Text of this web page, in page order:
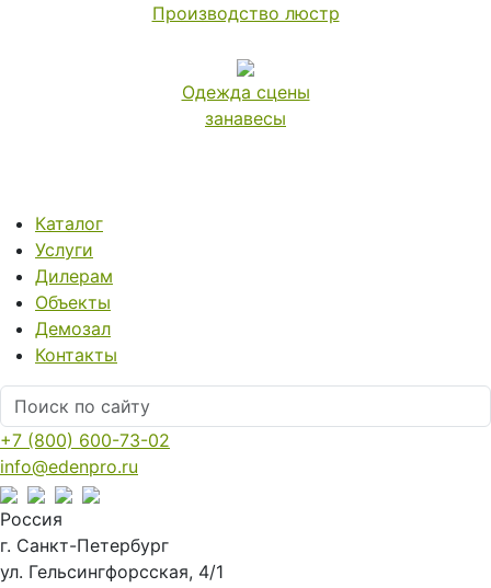
Производство люстр
Одежда сцены
занавесы
Каталог
Услуги
Дилерам
Объекты
Демозал
Контакты
+7 (800) 600-73-02
info@edenpro.ru
Россия
г. Санкт-Петербург
ул. Гельсингфорсская, 4/1